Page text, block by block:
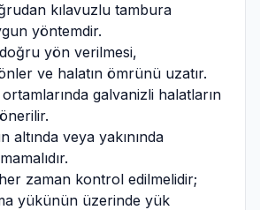
kılavuzlu tambura
yöntemdir.
yön verilmesi,
ve halatın ömrünü uzatır.
galvanizli halatların
altında veya yakınında
her zaman kontrol edilmelidir;
yükünün üzerinde yük